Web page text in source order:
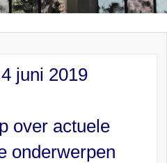
juni 2019
over actuele
onderwerpen